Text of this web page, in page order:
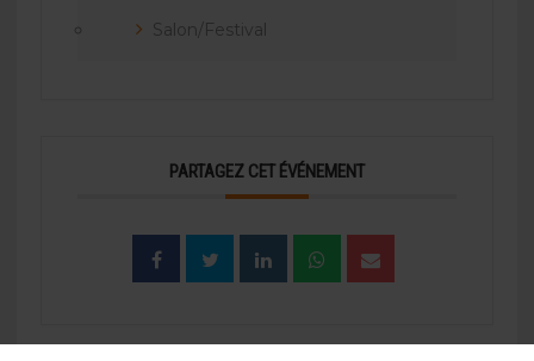
Salon/Festival
PARTAGEZ CET ÉVÉNEMENT